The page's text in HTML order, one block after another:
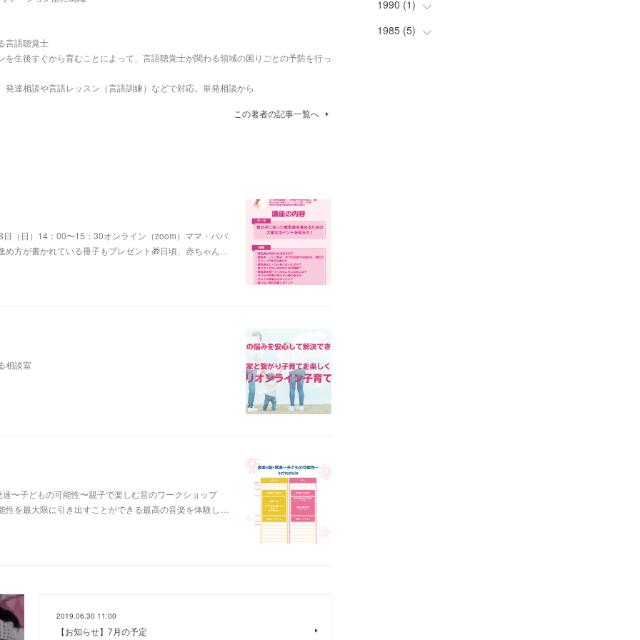
言語聴覚士
生後すぐから育むことによって、言語聴覚士が関わる領域の困りごとの予防を行っ
達相談や言語レッスン（言語訓練）などで対応。単発相談から
この著者の記事一覧へ
（日）14：00〜15：30オンライン（zoom）ママ・パパ
方が書かれている冊子もプレゼント🎁日頃、赤ちゃん…
相談室
〜子どもの可能性〜親子で楽しむ音のワークショップ
を最大限に引き出すことができる最高の音楽を体験し…
2019.06.30 11:00
【お知らせ】7月の予定
(6
(7
(12
(11
(24
(21
(8
(1
(3
1990 (1)
(1
1985 (5)